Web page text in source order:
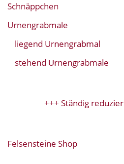
Schnäppchen
Urnengrabmale
liegend Urnengrabmal
stehend Urnengrabmale
+++ Ständig
Felsensteine Shop